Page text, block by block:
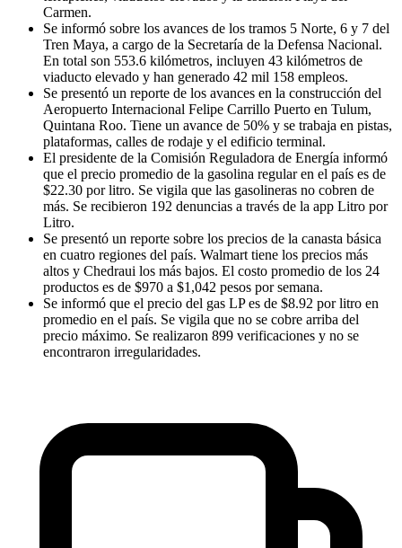
Carmen.
Se informó sobre los avances de los tramos 5 Norte, 6 y 7 del
Tren Maya, a cargo de la Secretaría de la Defensa Nacional.
En total son 553.6 kilómetros, incluyen 43 kilómetros de
viaducto elevado y han generado 42 mil 158 empleos.
Se presentó un reporte de los avances en la construcción del
Aeropuerto Internacional Felipe Carrillo Puerto en Tulum,
Quintana Roo. Tiene un avance de 50% y se trabaja en pistas,
plataformas, calles de rodaje y el edificio terminal.
El presidente de la Comisión Reguladora de Energía informó
que el precio promedio de la gasolina regular en el país es de
$22.30 por litro. Se vigila que las gasolineras no cobren de
más. Se recibieron 192 denuncias a través de la app Litro por
Litro.
Se presentó un reporte sobre los precios de la canasta básica
en cuatro regiones del país. Walmart tiene los precios más
altos y Chedraui los más bajos. El costo promedio de los 24
productos es de $970 a $1,042 pesos por semana.
Se informó que el precio del gas LP es de $8.92 por litro en
promedio en el país. Se vigila que no se cobre arriba del
precio máximo. Se realizaron 899 verificaciones y no se
encontraron irregularidades.